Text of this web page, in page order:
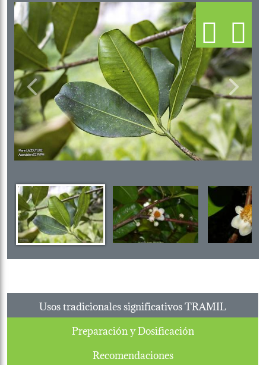
Previous Next
Usos tradicionales significativos TRAMIL
Preparación y Dosificación
Recomendaciones